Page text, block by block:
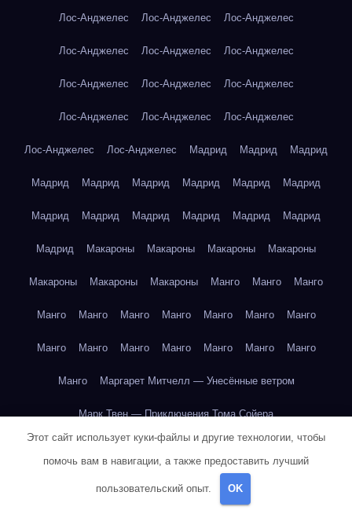
Лос-Анджелес Лос-Анджелес Лос-Анджелес
Лос-Анджелес Лос-Анджелес Лос-Анджелес
Лос-Анджелес Лос-Анджелес Лос-Анджелес
Лос-Анджелес Лос-Анджелес Лос-Анджелес
Лос-Анджелес Лос-Анджелес Мадрид Мадрид Мадрид
Мадрид Мадрид Мадрид Мадрид Мадрид Мадрид
Мадрид Мадрид Мадрид Мадрид Мадрид Мадрид
Мадрид Макароны Макароны Макароны Макароны
Макароны Макароны Макароны Манго Манго Манго
Манго Манго Манго Манго Манго Манго Манго
Манго Манго Манго Манго Манго Манго Манго
Манго Маргарет Митчелл — Унесённые ветром
Марк Твен — Приключения Тома Сойера
Марк Твен — Приключения Тома Сойера
Этот сайт использует куки-файлы и другие технологии, чтобы
помочь вам в навигации, а также предоставить лучший
пользовательский опыт. OK